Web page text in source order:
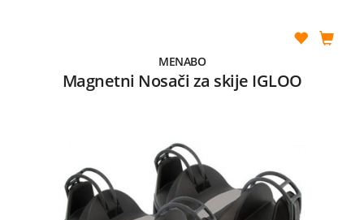
MENABO
Magnetni Nosači za skije IGLOO